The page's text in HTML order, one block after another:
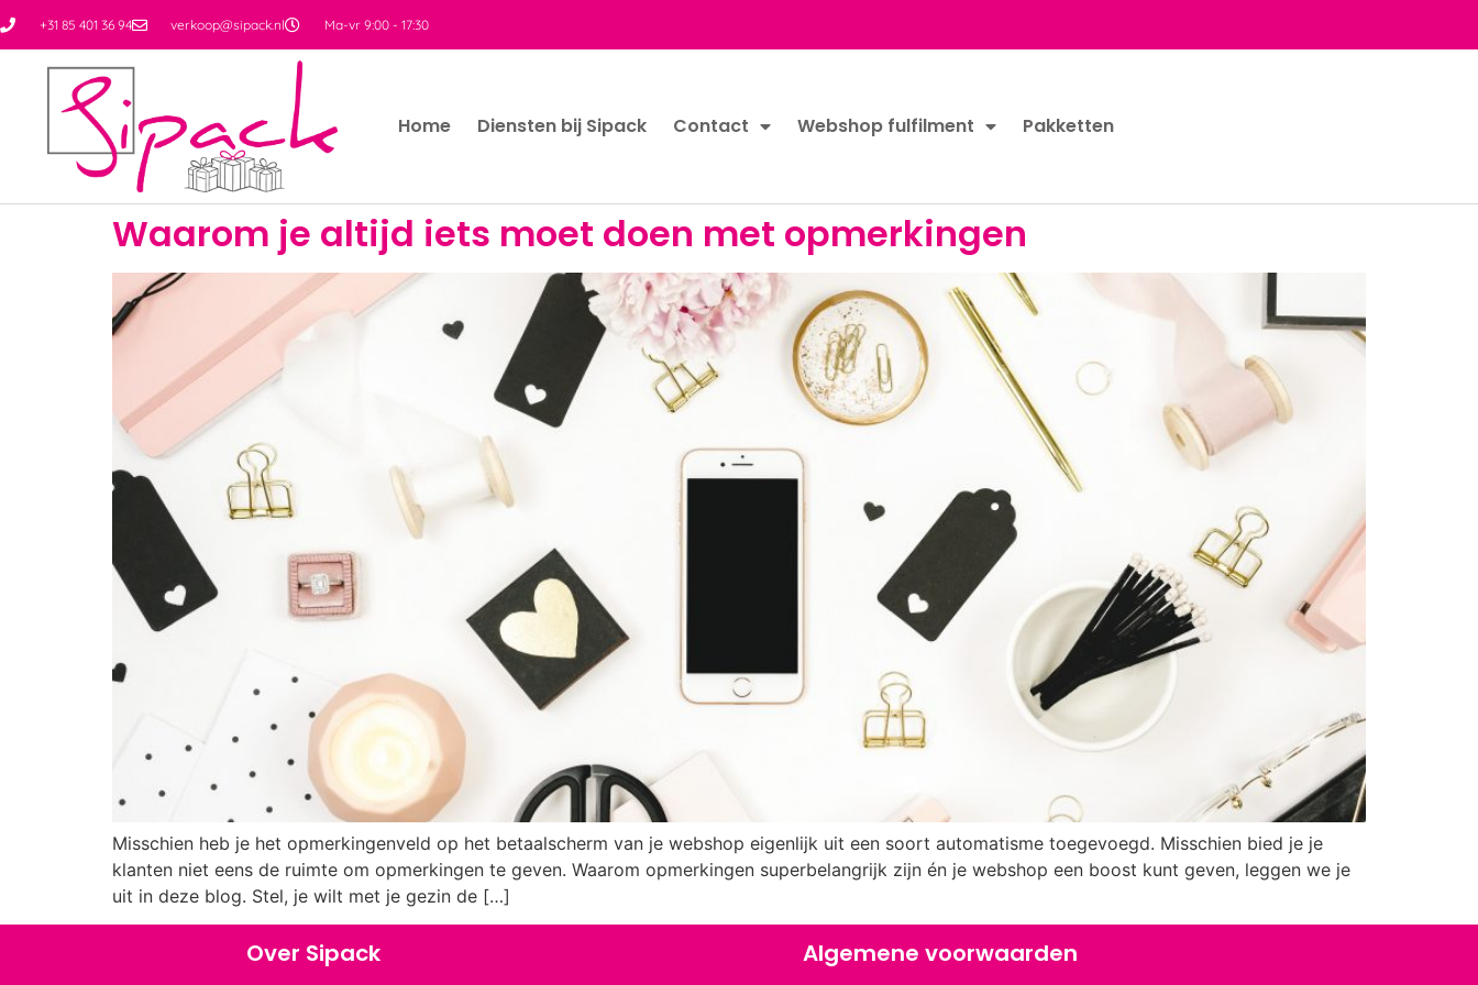
+31 85 401 36 94 verkoop@sipack.nl Ma-vr 9:00 - 17:30
Home Diensten bij Sipack Contact Webshop fulfilment Pakketten
Waarom je altijd iets moet doen met opmerkingen
Misschien heb je het opmerkingenveld op het betaalscherm van je webshop eigenlijk uit een soort automatisme toegevoegd. Misschien bied je je
klanten niet eens de ruimte om opmerkingen te geven. Waarom opmerkingen superbelangrijk zijn én je webshop een boost kunt geven, leggen we je
uit in deze blog. Stel, je wilt met je gezin de […]
Over Sipack Algemene voorwaarden